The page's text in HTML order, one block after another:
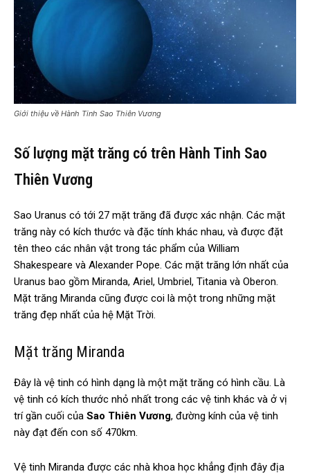
Giới thiệu về Hành Tinh Sao Thiên Vương
Số lượng mặt trăng có trên Hành Tinh Sao
Thiên Vương
Sao Uranus có tới 27 mặt trăng đã được xác nhận. Các mặt
trăng này có kích thước và đặc tính khác nhau, và được đặt
tên theo các nhân vật trong tác phẩm của William
Shakespeare và Alexander Pope. Các mặt trăng lớn nhất của
Uranus bao gồm Miranda, Ariel, Umbriel, Titania và Oberon.
Mặt trăng Miranda cũng được coi là một trong những mặt
trăng đẹp nhất của hệ Mặt Trời.
Mặt trăng Miranda
Đây là vệ tinh có hình dạng là một mặt trăng có hình cầu. Là
vệ tinh có kích thước nhỏ nhất trong các vệ tinh khác và ở vị
trí gần cuối của Sao Thiên Vương, đường kính của vệ tinh
này đạt đến con số 470km.
Vệ tinh Miranda được các nhà khoa học khẳng định đây địa